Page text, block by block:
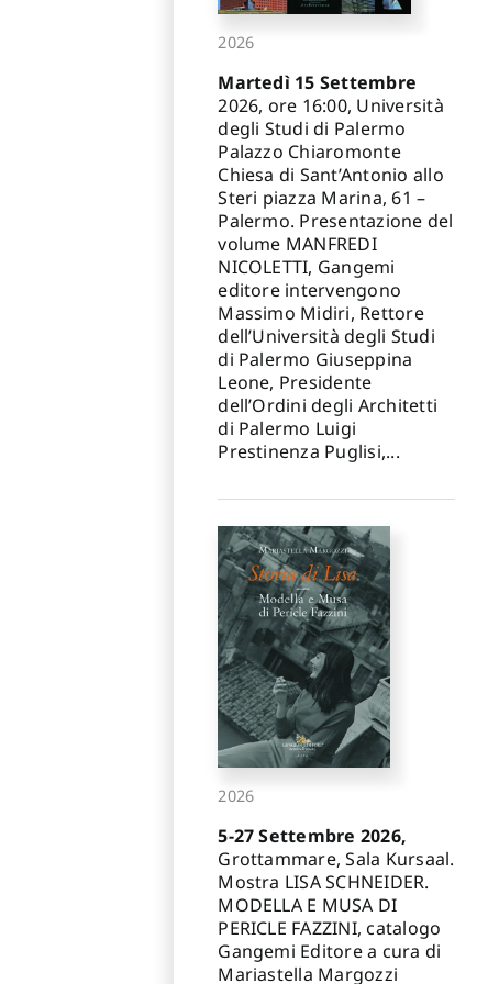
2026
Martedì 15 Settembre
2026, ore 16:00, Università
degli Studi di Palermo
Palazzo Chiaromonte
Chiesa di Sant’Antonio allo
Steri piazza Marina, 61 –
Palermo. Presentazione del
volume MANFREDI
NICOLETTI, Gangemi
editore intervengono
Massimo Midiri, Rettore
dell’Università degli Studi
di Palermo Giuseppina
Leone, Presidente
dell’Ordini degli Architetti
di Palermo Luigi
Prestinenza Puglisi,...
2026
5-27 Settembre 2026,
Grottammare, Sala Kursaal.
Mostra LISA SCHNEIDER.
MODELLA E MUSA DI
PERICLE FAZZINI, catalogo
Gangemi Editore a cura di
Mariastella Margozzi